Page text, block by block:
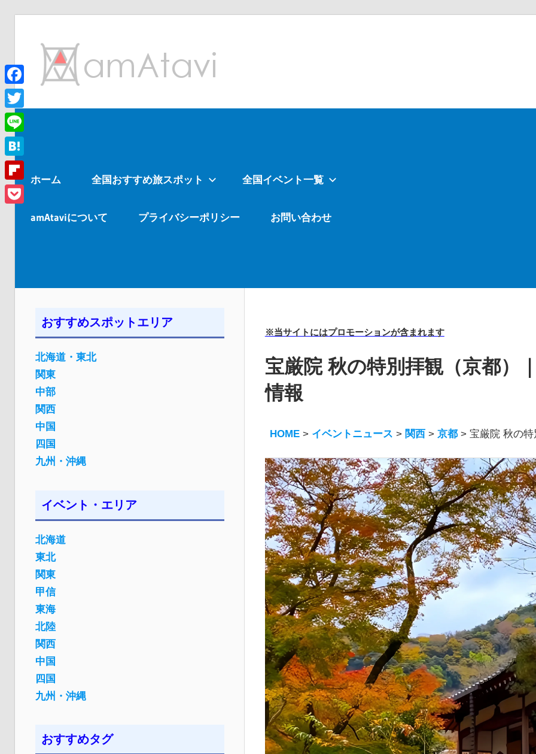
ン
ツ
へ
ス
キ
ッ
プ
を
旅
出
ホーム 全国おすすめ旅スポット 全国イベント一覧
amAtaviについて プライバシーポリシー お問い合わせ
※当サイトにはプロモーションが含まれます
宝厳院 秋の特別拝観（京都）
情報
HOME > イベントニュース > 関西 >京都 >宝厳院 秋の
おすすめスポットエリア
北海道・東北
関東
中部
関西
中国
四国
九州・沖縄
イベント・エリア
北海道
東北
関東
甲信
東海
北陸
関西
中国
四国
九州・沖縄
おすすめタグ
Facebook
Twitter
Line
Hatena
Flipboard
Pocket